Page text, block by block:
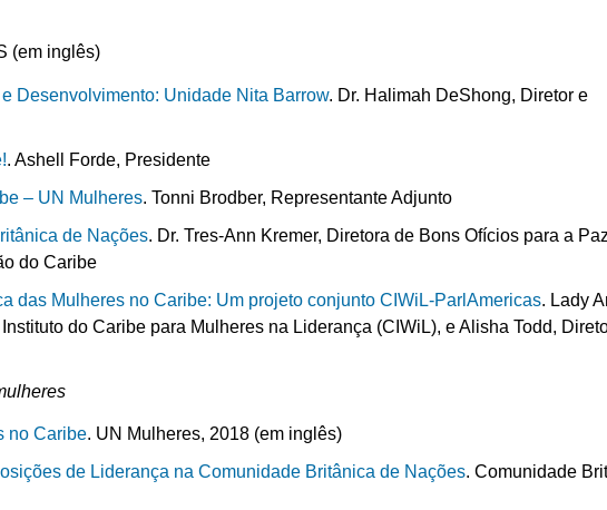
(em inglês)
Desenvolvimento: Unidade Nita Barrow. Dr. Halimah DeShong, Diretor e
. Ashell Forde, Presidente
– UN Mulheres. Tonni Brodber, Representante Adjunto
de Nações. Dr. Tres-Ann Kremer, Diretora de Bons Ofícios para a
do Caribe
das Mulheres no Caribe: Um projeto conjunto CIWiL-ParlAmericas. Lady
do Caribe para Mulheres na Liderança (CIWiL), e Alisha Todd,
no Caribe. UN Mulheres, 2018 (em inglês)
de Liderança na Comunidade Britânica de Nações. Comunidade